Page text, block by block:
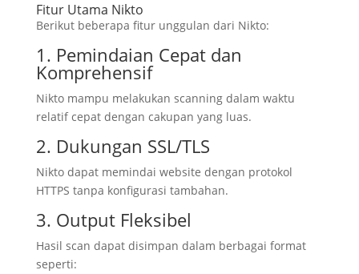
Fitur Utama Nikto
Berikut beberapa fitur unggulan dari Nikto:
1. Pemindaian Cepat dan
Komprehensif
Nikto mampu melakukan scanning dalam waktu
relatif cepat dengan cakupan yang luas.
2. Dukungan SSL/TLS
Nikto dapat memindai website dengan protokol
HTTPS tanpa konfigurasi tambahan.
3. Output Fleksibel
Hasil scan dapat disimpan dalam berbagai format
seperti: